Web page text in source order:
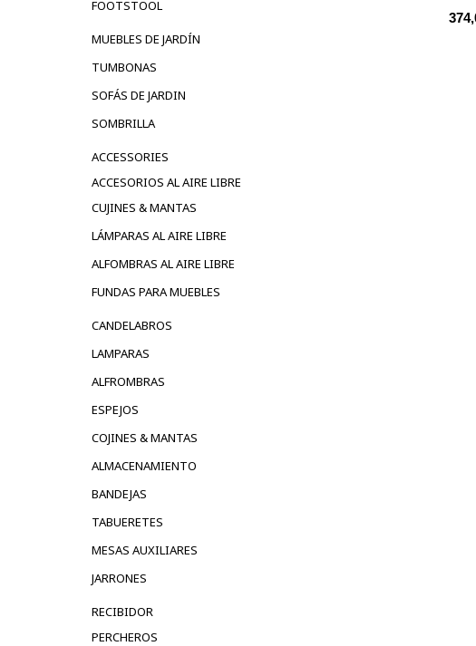
FOOTSTOOL
MUEBLES DE JARDÍN
TUMBONAS
SOFÁS DE JARDIN
SOMBRILLA
ACCESSORIES
ACCESORIOS AL AIRE LIBRE
CUJINES & MANTAS
LÁMPARAS AL AIRE LIBRE
ALFOMBRAS AL AIRE LIBRE
FUNDAS PARA MUEBLES
CANDELABROS
LAMPARAS
ALFROMBRAS
ESPEJOS
COJINES & MANTAS
ALMACENAMIENTO
BANDEJAS
TABUERETES
MESAS AUXILIARES
JARRONES
RECIBIDOR
PERCHEROS